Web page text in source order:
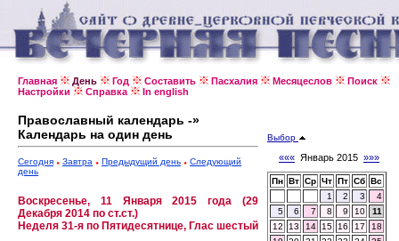
Главная День Год Составить Пасхалия Месяцеслов
Поиск
Настройки
Справка In english
Православный календарь -»
Календарь на один день
Сегодня Завтра Предыдущий день
Следующий
день
Воскресенье, 11 Января 2015 года (29
Декабря 2014 по ст.ст.)
Неделя 31-я по Пятидесятнице, Глас шестый
Выбор
««« Январь 2015 »»»
Пн Вт Ср Чт Пт Сб Вс
1
2 3
4
5
6 7 8 9 10
11
12
13 14 15 16 17
18